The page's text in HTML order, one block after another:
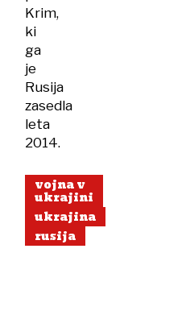
Krim,
ki
ga
je
Rusija
zasedla
leta
2014.
vojna v
ukrajini
ukrajina
rusija